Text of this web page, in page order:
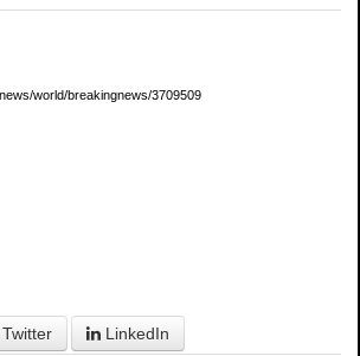
world/breakingnews/3709509
Twitter LinkedIn